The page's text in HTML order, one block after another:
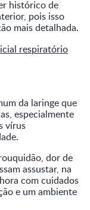
histórico de
pois isso
mais detalhada.
respiratório
da laringe que
especialmente
vírus
dor de
assustar, na
com cuidados
e um ambiente